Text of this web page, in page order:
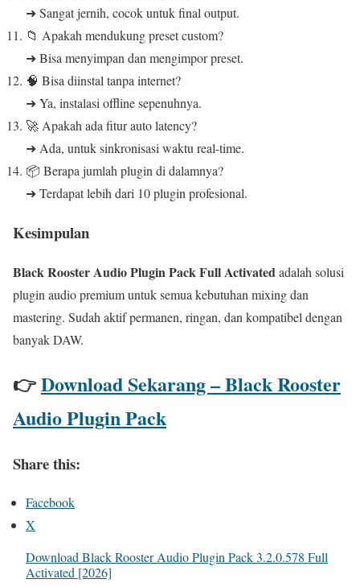
➜ Sangat jernih, cocok untuk final output.
📁 Apakah mendukung preset custom?
➜ Bisa menyimpan dan mengimpor preset.
🧠 Bisa diinstal tanpa internet?
➜ Ya, instalasi offline sepenuhnya.
🚀 Apakah ada fitur auto latency?
➜ Ada, untuk sinkronisasi waktu real-time.
📦 Berapa jumlah plugin di dalamnya?
➜ Terdapat lebih dari 10 plugin profesional.
Kesimpulan
Black Rooster Audio Plugin Pack Full Activatedadalah solusi
plugin audio premium untuk semua kebutuhan mixing dan
mastering. Sudah aktif permanen, ringan, dan kompatibel dengan
banyak DAW.
👉Download Sekarang – Black Rooster
Audio Plugin Pack
Share this:
Facebook
X
Download Black Rooster Audio Plugin Pack 3.2.0.578 Full
Activated [2026]